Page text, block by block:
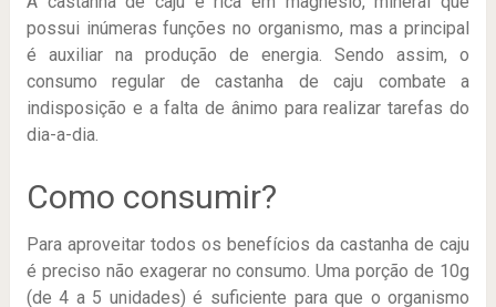
possui inúmeras funções no organismo, mas a principal
é auxiliar na produção de energia. Sendo assim, o
consumo regular de castanha de caju combate a
indisposição e a falta de ânimo para realizar tarefas do
dia-a-dia.
Como consumir?
Para aproveitar todos os benefícios da castanha de caju
é preciso não exagerar no consumo. Uma porção de 10g
(de 4 a 5 unidades) é suficiente para que o organismo